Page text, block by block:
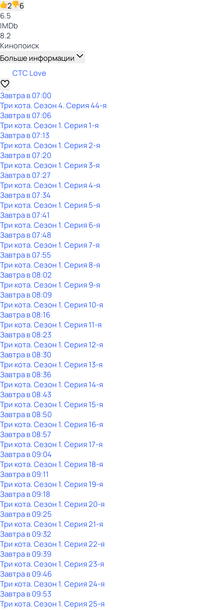
2
6
6.5
IMDb
8.2
Кинопоиск
Больше информации
СТС Love
Завтра в 07:00
Три кота. Сезон 4. Серия 44-я
Завтра в 07:06
Три кота. Сезон 1. Серия 1-я
Завтра в 07:13
Три кота. Сезон 1. Серия 2-я
Завтра в 07:20
Три кота. Сезон 1. Серия 3-я
Завтра в 07:27
Три кота. Сезон 1. Серия 4-я
Завтра в 07:34
Три кота. Сезон 1. Серия 5-я
Завтра в 07:41
Три кота. Сезон 1. Серия 6-я
Завтра в 07:48
Три кота. Сезон 1. Серия 7-я
Завтра в 07:55
Три кота. Сезон 1. Серия 8-я
Завтра в 08:02
Три кота. Сезон 1. Серия 9-я
Завтра в 08:09
Три кота. Сезон 1. Серия 10-я
Завтра в 08:16
Три кота. Сезон 1. Серия 11-я
Завтра в 08:23
Три кота. Сезон 1. Серия 12-я
Завтра в 08:30
Три кота. Сезон 1. Серия 13-я
Завтра в 08:36
Три кота. Сезон 1. Серия 14-я
Завтра в 08:43
Три кота. Сезон 1. Серия 15-я
Завтра в 08:50
Три кота. Сезон 1. Серия 16-я
Завтра в 08:57
Три кота. Сезон 1. Серия 17-я
Завтра в 09:04
Три кота. Сезон 1. Серия 18-я
Завтра в 09:11
Три кота. Сезон 1. Серия 19-я
Завтра в 09:18
Три кота. Сезон 1. Серия 20-я
Завтра в 09:25
Три кота. Сезон 1. Серия 21-я
Завтра в 09:32
Три кота. Сезон 1. Серия 22-я
Завтра в 09:39
Три кота. Сезон 1. Серия 23-я
Завтра в 09:46
Три кота. Сезон 1. Серия 24-я
Завтра в 09:53
Три кота. Сезон 1. Серия 25-я